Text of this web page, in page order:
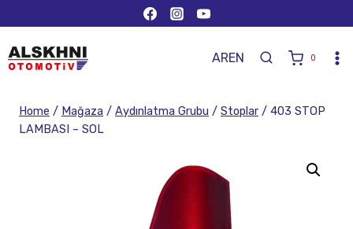
AREN 0
Home / Mağaza / Aydınlatma Grubu / Stoplar / 403 STOP
LAMBASI – SOL